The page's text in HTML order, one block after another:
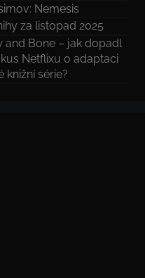
Nemesis
za listopad 2025
and Bone – jak dopadl
Netflixu o adaptaci
knižní série?